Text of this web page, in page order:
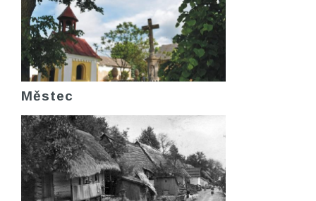
Městec